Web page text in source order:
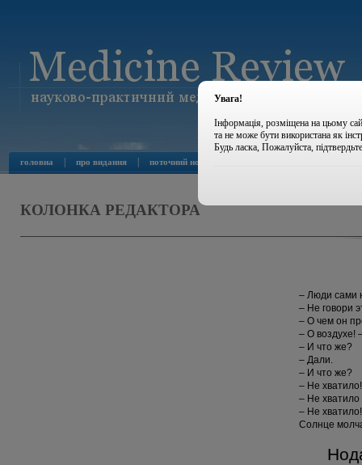
головна про видання поточний номер
КОЛОНКА РЕДАКТОРА
– Люди сами
– Не говори
– О чем он
– О воздухе!
– И что же?
– Дали.
– И что же?
– Не хватило!
– Не хватило
– Не
Солнце
Увага!
Інформація, розміщена на цьому
та не може бути використана як
Будь ласка, Пожалуйста,